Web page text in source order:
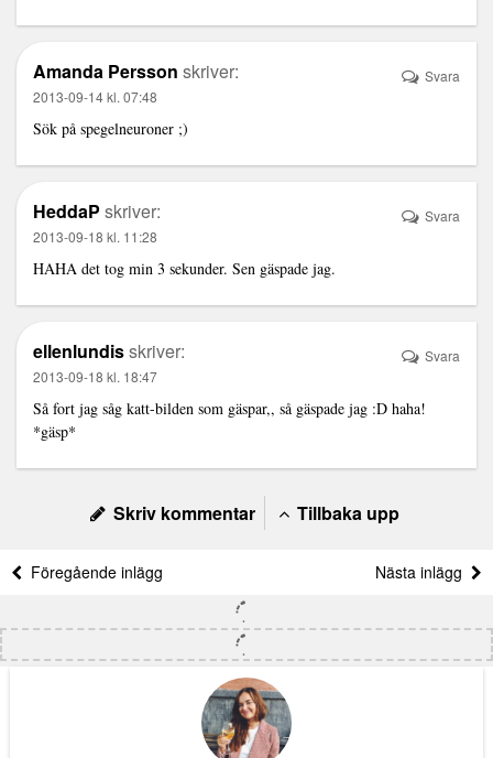
Amanda Persson skriver:
2013-09-14 kl. 07:48
Sök på spegelneuroner ;)
Svara
HeddaP skriver:
2013-09-18 kl. 11:28
HAHA det tog min 3 sekunder. Sen gäspade jag.
Svara
ellenlundisskriver:
2013-09-18 kl. 18:47
Så fort jag såg katt-bilden som gäspar,, så gäspade jag :D haha!
*gäsp*
Svara
Skriv kommentar Tillbaka upp
Föregående inlägg Nästa inlägg